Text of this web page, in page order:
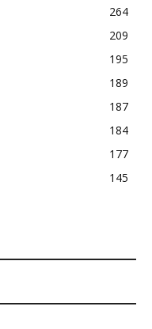
264
209
195
189
187
184
177
145